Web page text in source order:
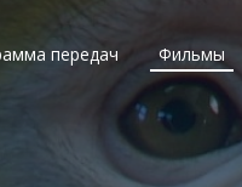
передач Фильмы